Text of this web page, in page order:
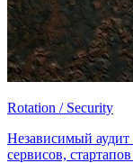
Rotation / Security
Независимый
сервисов,